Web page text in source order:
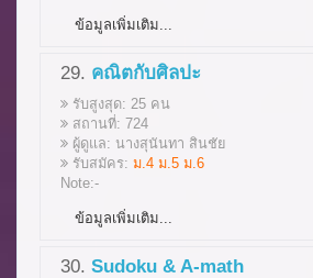
ข้อมูลเพิ่มเติม...
29. คณิตกับศิลปะ
รับสูงสุด: 25 คน
สถานที่: 724
ผู้ดูแล: นางสุนันทา สินชัย
รับสมัคร: ม.4 ม.5 ม.6
Note:-
ข้อมูลเพิ่มเติม...
30. Sudoku & A-math